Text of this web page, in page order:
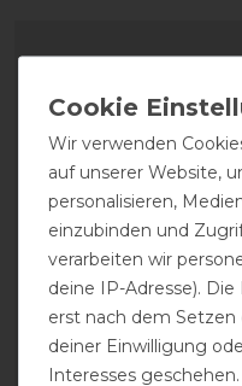
Grooming Deluxe
Helmhalter
Wir verwenden
auf unserer Website,
personalisieren,
einzubinden und
verarbeiten wir
deine IP-Adresse).
erst nach dem
deiner Einwilligung
Interesses